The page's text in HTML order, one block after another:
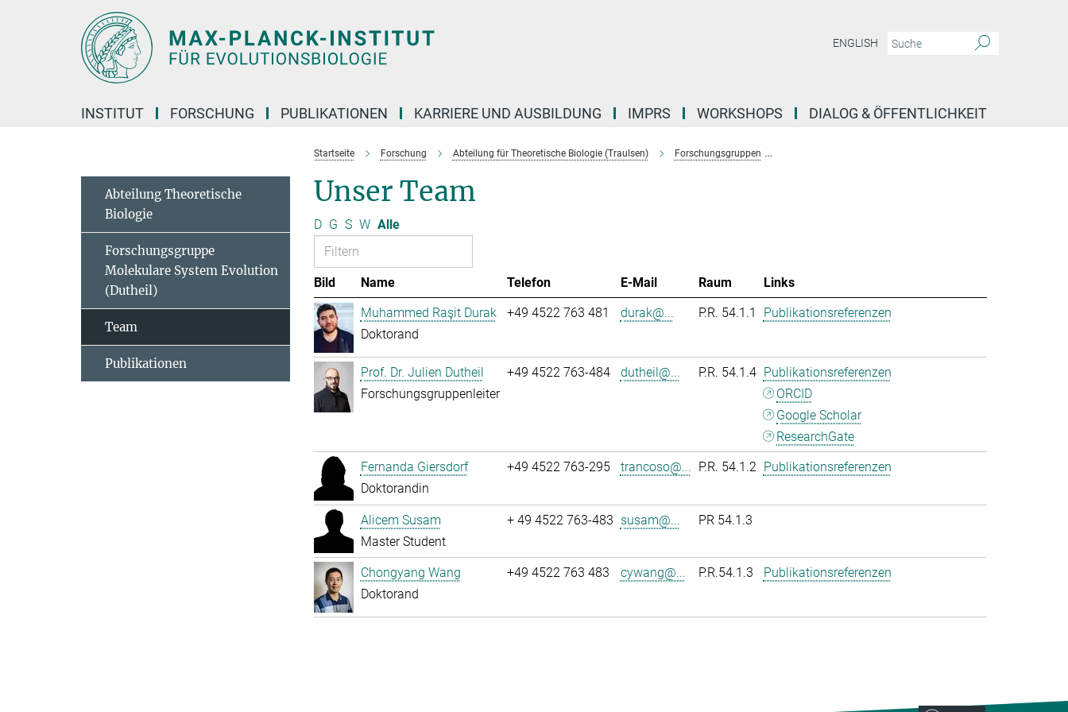
ENGLISH
INSTITUT FORSCHUNG PUBLIKATIONEN KARRIERE UND AUSBILDUNG IMPRS WORKSHOPS DIALOG & ÖFFENTLICHKEIT
Startseite Forschung Abteilung für Theoretische Biologie (Traulsen) Forschungsgruppen
Unser Team
D G S W Alle
Bild Name Telefon E-Mail Raum
Links
Muhammed Raşit Durak
Doktorand
+49 4522 763 481 durak@... P.R. 54.1.1 Publikationsreferenzen
Prof. Dr. Julien Dutheil
Forschungsgruppenleiter
+49 4522 763-484 dutheil@... P.R. 54.1.4 Publikationsreferenzen
ORCID
Google Scholar
ResearchGate
Fernanda Giersdorf
Doktorandin
+49 4522 763-295 trancoso@... P.R. 54.1.2 Publikationsreferenzen
Alicem Susam
Master Student
+ 49 4522 763-483 susam@... PR 54.1.3
Chongyang Wang
Doktorand
+49 4522 763 483 cywang@... P.R.54.1.3 Publikationsreferenzen
Abteilung Theoretische
Biologie
Forschungsgruppe
Molekulare System Evolution
(Dutheil)
Team
Publikationen